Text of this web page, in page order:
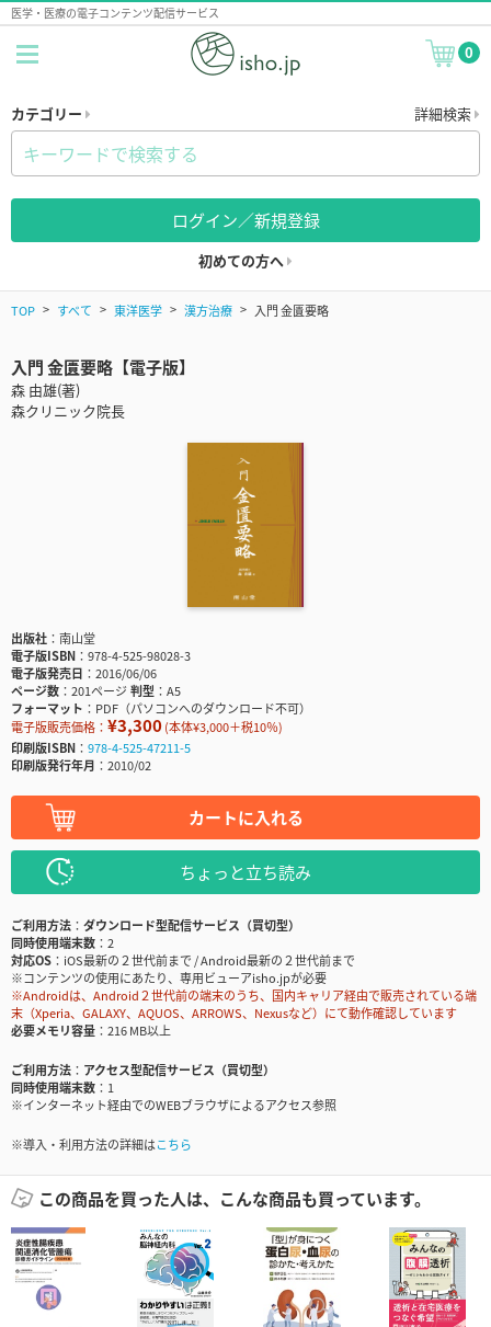
医学・医療の電子コンテンツ配信サービス
0
カテゴリー 詳細検索
ログイン／新規登録
初めての方へ
TOP すべて 東洋医学 漢方治療 入門 金匱要略
入門 金匱要略【電子版】
森 由雄(著)
森クリニック院長
出版社
南山堂
電子版ISBN
978-4-525-98028-3
電子版発売日
2016/06/06
ページ数
201ページ判型
A5
フォーマット
PDF（パソコンへのダウンロード不可）
電子版販売価格： ¥3,300(本体¥3,000＋税10％)
印刷版ISBN
978-4-525-47211-5
印刷版発行年月
2010/02
カートに入れる
ちょっと立ち読み
ご利用方法
ダウンロード型配信サービス（買切型）
同時使用端末数
2
対応OS
iOS最新の２世代前まで / Android最新の２世代前まで
※コンテンツの使用にあたり、専用ビューアisho.jpが必要
※Androidは、Android２世代前の端末のうち、国内キャリア経由で販売されている端
末（Xperia、GALAXY、AQUOS、ARROWS、Nexusなど）にて動作確認しています
必要メモリ容量
216 MB以上
ご利用方法
アクセス型配信サービス（買切型）
同時使用端末数
1
※インターネット経由でのWEBブラウザによるアクセス参照
※導入・利用方法の詳細はこちら
この商品を買った人は、こんな商品も買っています。